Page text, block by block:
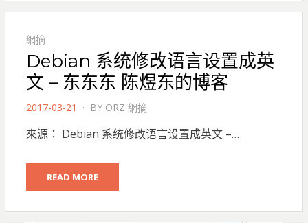
網摘
Debian 系统修改语言设置成英
文 – 东东东 陈煜东的博客
POSTED
2017-03-21 BY ORZ 網摘
來源： Debian 系统修改语言设置成英文 –…
READ MORE